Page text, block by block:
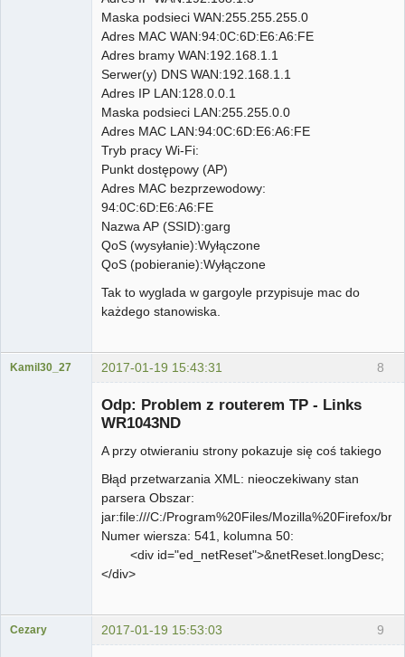
Maska podsieci WAN:255.255.255.0
Adres MAC WAN:94:0C:6D:E6:A6:FE
Adres bramy WAN:192.168.1.1
Serwer(y) DNS WAN:192.168.1.1
Adres IP LAN:128.0.0.1
Maska podsieci LAN:255.255.0.0
Adres MAC LAN:94:0C:6D:E6:A6:FE
Tryb pracy Wi-Fi:
Punkt dostępowy (AP)
Adres MAC bezprzewodowy:
94:0C:6D:E6:A6:FE
Nazwa AP (SSID):garg
QoS (wysyłanie):Wyłączone
QoS (pobieranie):Wyłączone
Tak to wyglada w gargoyle przypisuje mac do
każdego stanowiska.
8
Kamil30_27 2017-01-19 15:43:31
Odp: Problem z routerem TP - Links
WR1043ND
A przy otwieraniu strony pokazuje się coś takiego
Błąd przetwarzania XML: nieoczekiwany stan
parsera Obszar:
jar:file:///C:/Program%20Files/Mozilla%20Firefox/
Numer wiersza: 541, kolumna 50:
<div id="ed_netReset">&netReset.longDesc;
</div>
9
Cezary 2017-01-19 15:53:03